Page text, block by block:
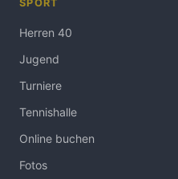
SPORT
Herren 40
Jugend
Turniere
Tennishalle
Online buchen
Fotos